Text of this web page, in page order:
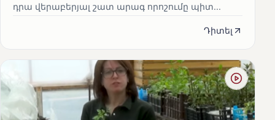
դրա վերաբերյալ շատ արագ որոշումը պիտ...
Դիտել